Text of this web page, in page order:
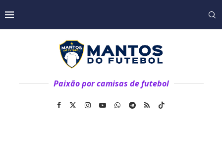
Paixão por camisas de futebol